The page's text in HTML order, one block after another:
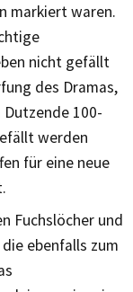
markiert waren.
nicht gefällt
des Dramas,
100-
werden
für eine neue
Fuchslöcher und
ebenfalls zum